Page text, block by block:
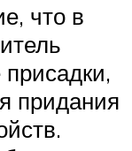
что в
придания